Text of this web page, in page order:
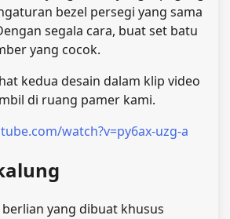
bezel persegi yang sama
segala cara, buat set batu
yang cocok.
kedua desain dalam klip video
di ruang pamer kami.
watch?v=py6ax-uzg-a
yang dibuat khusus